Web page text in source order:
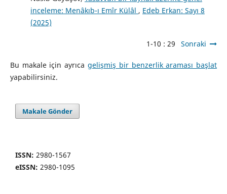
inceleme: Menâkıb-ı Emîr Külâl , Edeb Erkan: Sayı 8
(2025)
1-10 : 29 Sonraki
Bu makale için ayrıca gelişmiş bir benzerlik araması başlat
yapabilirsiniz.
Makale Gönder
ISSN: 2980-1567
eISSN: 2980-1095